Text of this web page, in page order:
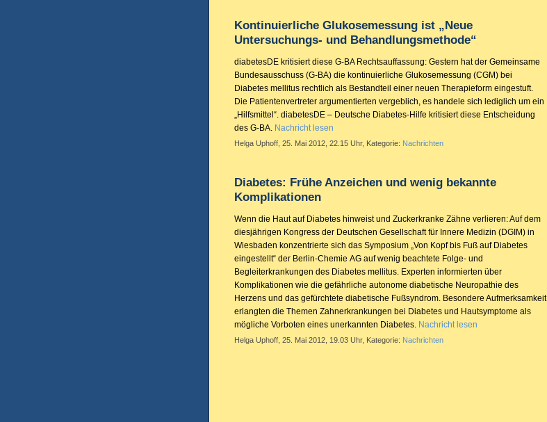
Kontinuierliche Glukosemessung ist „Neue
Untersuchungs- und Behandlungsmethode“
diabetesDE kritisiert diese G-BA Rechtsauffassung: Gestern hat der Gemeinsame
Bundesausschuss (G-BA) die kontinuierliche Glukosemessung (CGM) bei
Diabetes mellitus rechtlich als Bestandteil einer neuen Therapieform eingestuft.
Die Patientenvertreter argumentierten vergeblich, es handele sich lediglich um ein
„Hilfsmittel“. diabetesDE – Deutsche Diabetes-Hilfe kritisiert diese Entscheidung
des G-BA. Nachricht lesen
Helga Uphoff, 25. Mai 2012, 22.15 Uhr, Kategorie: Nachrichten
Diabetes: Frühe Anzeichen und wenig bekannte
Komplikationen
Wenn die Haut auf Diabetes hinweist und Zuckerkranke Zähne verlieren: Auf dem
diesjährigen Kongress der Deutschen Gesellschaft für Innere Medizin (DGIM) in
Wiesbaden konzentrierte sich das Symposium „Von Kopf bis Fuß auf Diabetes
eingestellt“ der Berlin-Chemie AG auf wenig beachtete Folge- und
Begleiterkrankungen des Diabetes mellitus. Experten informierten über
Komplikationen wie die gefährliche autonome diabetische Neuropathie des
Herzens und das gefürchtete diabetische Fußsyndrom. Besondere Aufmerksamkeit
erlangten die Themen Zahnerkrankungen bei Diabetes und Hautsymptome als
mögliche Vorboten eines unerkannten Diabetes. Nachricht lesen
Helga Uphoff, 25. Mai 2012, 19.03 Uhr, Kategorie: Nachrichten